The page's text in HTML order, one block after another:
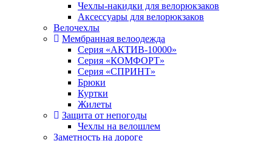
Чехлы-накидки для велорюкзаков
Аксессуары для велорюкзаков
Велочехлы
Мембранная велоодежда
Серия «АКТИВ-10000»
Серия «КОМФОРТ»
Серия «СПРИНТ»
Брюки
Куртки
Жилеты
Защита от непогоды
Чехлы на велошлем
Заметность на дороге